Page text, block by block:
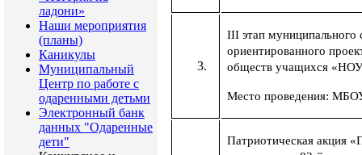
ладони»
Наши мероприятия
(планы)
Каникулы
Муниципальный
Центр по работе с
одаренными детьми
Электронный банк
данных "Одаренные
дети"
III этап муниципального
ориентированного
обществ учащихся
Место проведения:
Патриотическая акция